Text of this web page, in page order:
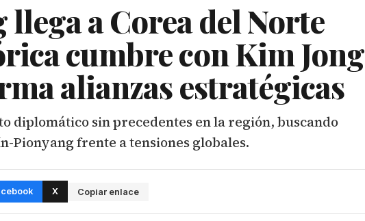
a Corea del Norte
cumbre con Kim Jong
alianzas estratégicas
diplomático sin precedentes en la región, buscando
Pionyang frente a tensiones globales.
X Copiar enlace